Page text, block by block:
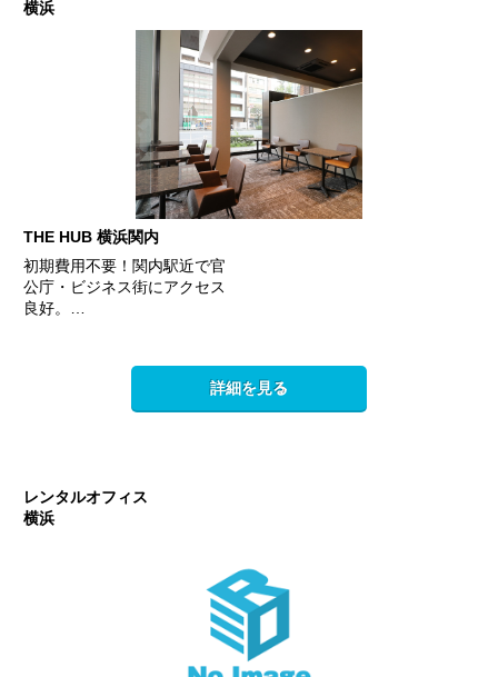
横浜
THE HUB 横浜関内
初期費用不要！関内駅近で官
公庁・ビジネス街にアクセス
良好。…
詳細を見る
レンタルオフィス
横浜